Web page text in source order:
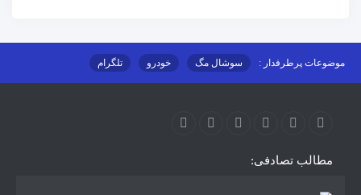
موضوعات پرطرفدار : سوشال مگ خودرو تلگرام
مطالب تصادفی: